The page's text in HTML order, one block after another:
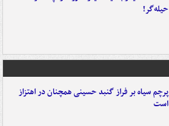
حیله‌گر!
پرچم سیاه بر فراز گنبد حسینی همچنان در اهتزاز
است